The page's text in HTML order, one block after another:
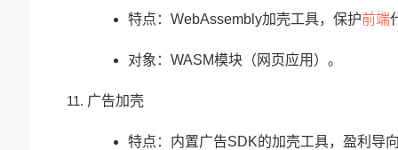
特点：WebAssembly加壳工具，保护前端
对象：WASM模块（网页应用）。
广告加壳
特点：内置广告SDK的加壳工具，盈利导向